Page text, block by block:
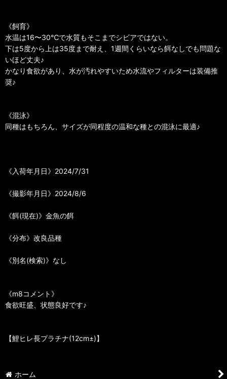
《飼育》
水温は16〜30℃で水質もそこまでシビアではない。
下は5度から上は35度まで耐え、1週間くらいなら餌なしでも問題な
いほど丈夫♪
かなり食欲があり、水が汚れやすいため水流やフィルターは装備推
奨♪
《混泳》
同種はもちろん、サイズが同程度の温和な種との混泳に最適♪
《入荷年月日》2024/7/31
《撮影年月日》2024/8/6
《餌(現在)》金魚の餌
《分布》改良品種
《別名(検索)》なし
《m8コメント》
食欲旺盛、状態良好です♪
【鯉ヒレ長プラチナ(12cm±)】
ホーム